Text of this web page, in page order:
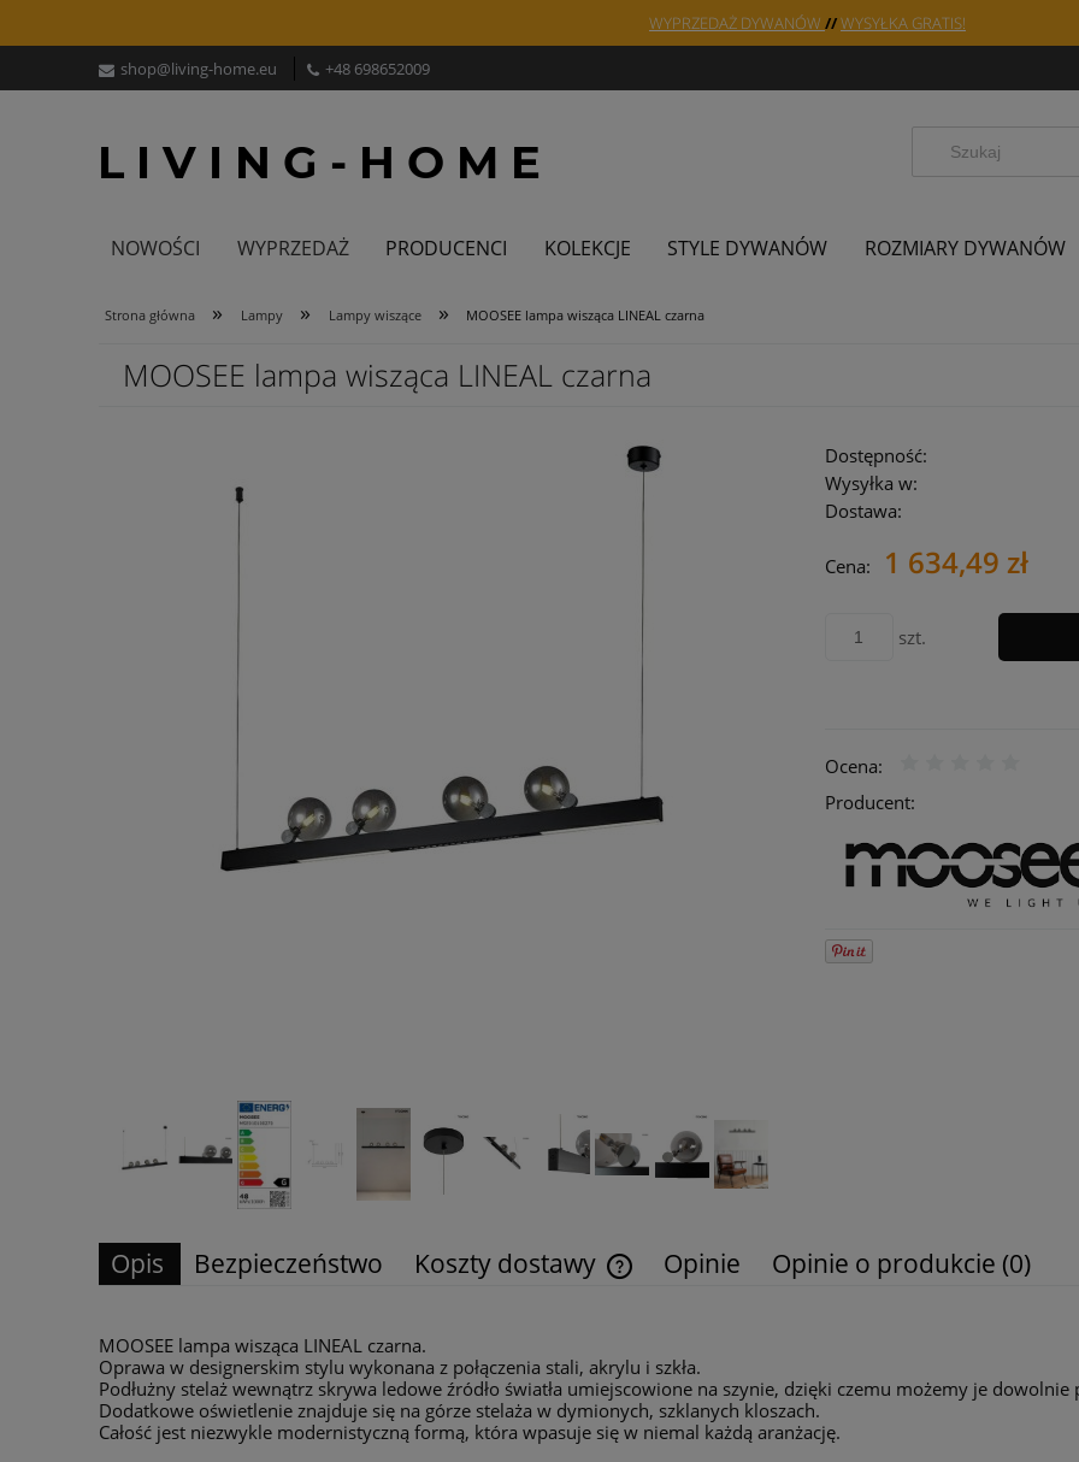
WYPRZEDAŻ DYWANÓW //WYSYŁKA GRATIS!
shop@living-home.eu +48 698652009
NOWOŚCI WYPRZEDAŻ PRODUCENCI KOLEKCJE STYLE DYWANÓW ROZMIARY DYWANÓW
Strona główna » Lampy » Lampy wiszące » MOOSEE lampa wisząca LINEAL czarna
MOOSEE lampa wisząca LINEAL czarna
Dostępność:
Wysyłka w:
Dostawa:
Cena nie
płatności
Cena: 1 634,49 zł
szt.
Ocena:
Producent:
Opis Bezpieczeństwo Koszty dostawy Opinie Opinie o produkcie (0)
MOOSEE lampa wisząca LINEAL czarna.
Oprawa w designerskim stylu wykonana z połączenia stali, akrylu i szkła.
Podłużny stelaż wewnątrz skrywa ledowe źródło światła umiejscowione na szynie, dzięki czemu możemy je dowolnie
Dodatkowe oświetlenie znajduje się na górze stelaża w dymionych, szklanych kloszach.
Całość jest niezwykle modernistyczną formą, która wpasuje się w niemal każdą aranżację.